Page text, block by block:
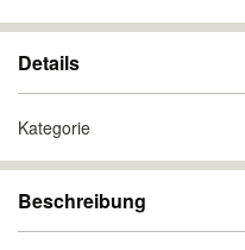
Details
Kategorie
Beschreibung